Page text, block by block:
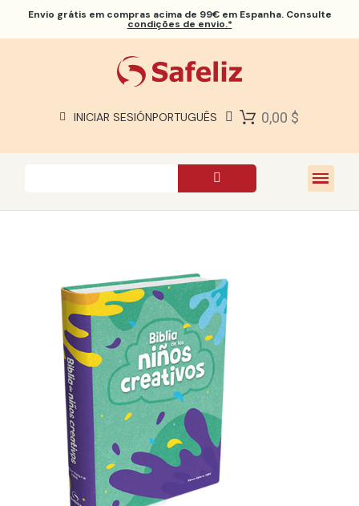
Envio grátis em compras acima de 99€ em Espanha. Consulte
condições de envio.*
INICIAR SESIÓNPORTUGUÊS 0,00 $
SOBRE NÓS